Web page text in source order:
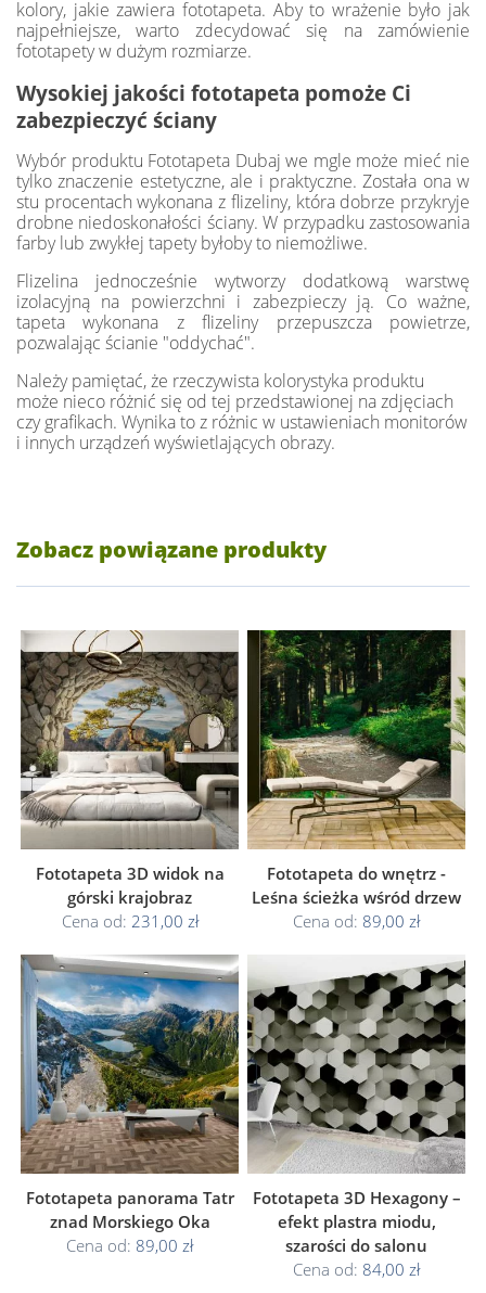
kolory, jakie zawiera fototapeta. Aby to wrażenie było jak
najpełniejsze, warto zdecydować się na zamówienie
fototapety w dużym rozmiarze.
Wysokiej jakości fototapeta pomoże Ci
zabezpieczyć ściany
Wybór produktu Fototapeta Dubaj we mgle może mieć nie
tylko znaczenie estetyczne, ale i praktyczne. Została ona w
stu procentach wykonana z flizeliny, która dobrze przykryje
drobne niedoskonałości ściany. W przypadku zastosowania
farby lub zwykłej tapety byłoby to niemożliwe.
Flizelina jednocześnie wytworzy dodatkową warstwę
izolacyjną na powierzchni i zabezpieczy ją. Co ważne,
tapeta wykonana z flizeliny przepuszcza powietrze,
pozwalając ścianie "oddychać".
Należy pamiętać, że rzeczywista kolorystyka produktu
może nieco różnić się od tej przedstawionej na zdjęciach
czy grafikach. Wynika to z różnic w ustawieniach monitorów
i innych urządzeń wyświetlających obrazy.
Zobacz powiązane produkty
Fototapeta 3D widok na
górski krajobraz
Cena od: 231,00 zł
Fototapeta do wnętrz -
Leśna ścieżka wśród drzew
Cena od: 89,00 zł
Fototapeta panorama Tatr
znad Morskiego Oka
Cena od: 89,00 zł
Fototapeta 3D Hexagony –
efekt plastra miodu,
szarości do salonu
Cena od: 84,00 zł